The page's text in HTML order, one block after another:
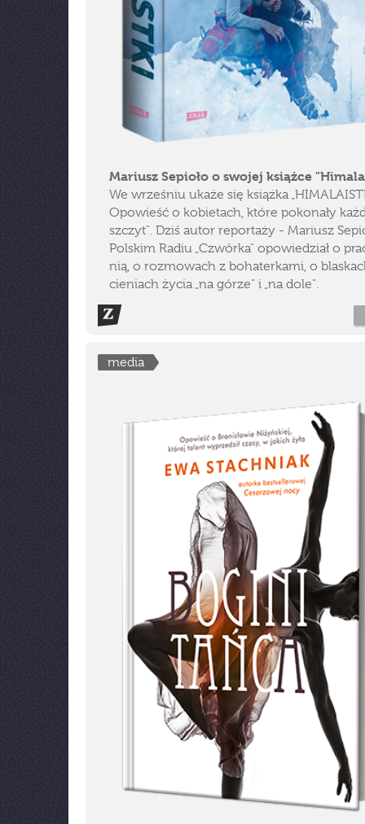
Mariusz Sepioło o swojej książce
We wrześniu ukaże się książka
Opowieść o kobietach, które pokonały
szczyt". Dziś autor reportaży - Mariusz
Polskim Radiu „Czwórka" opowiedział o
nią, o rozmowach z bohaterkami, o
cieniach życia „na górze" i „na dole".
media